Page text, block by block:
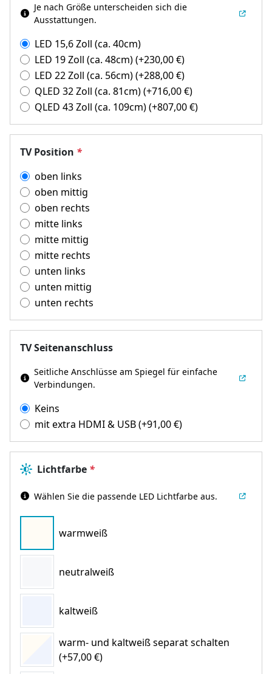
Je nach Größe unterscheiden sich die
Ausstattungen.
LED 15,6 Zoll (ca. 40cm)
LED 19 Zoll (ca. 48cm)(+230,00€)
LED 22 Zoll (ca. 56cm)(+288,00€)
QLED 32 Zoll (ca. 81cm)(+716,00€)
QLED 43 Zoll (ca. 109cm)(+807,00€)
TV Position *
oben links
oben mittig
oben rechts
mitte links
mitte mittig
mitte rechts
unten links
unten mittig
unten rechts
TV Seitenanschluss
Seitliche Anschlüsse am Spiegel für einfache
Verbindungen.
Keins
mit extra HDMI & USB(+91,00€)
Lichtfarbe *
Wählen Sie die passende LED Lichtfarbe aus.
warmweiß
neutralweiß
kaltweiß
warm- und kaltweiß separat schalten
(+57,00 €)